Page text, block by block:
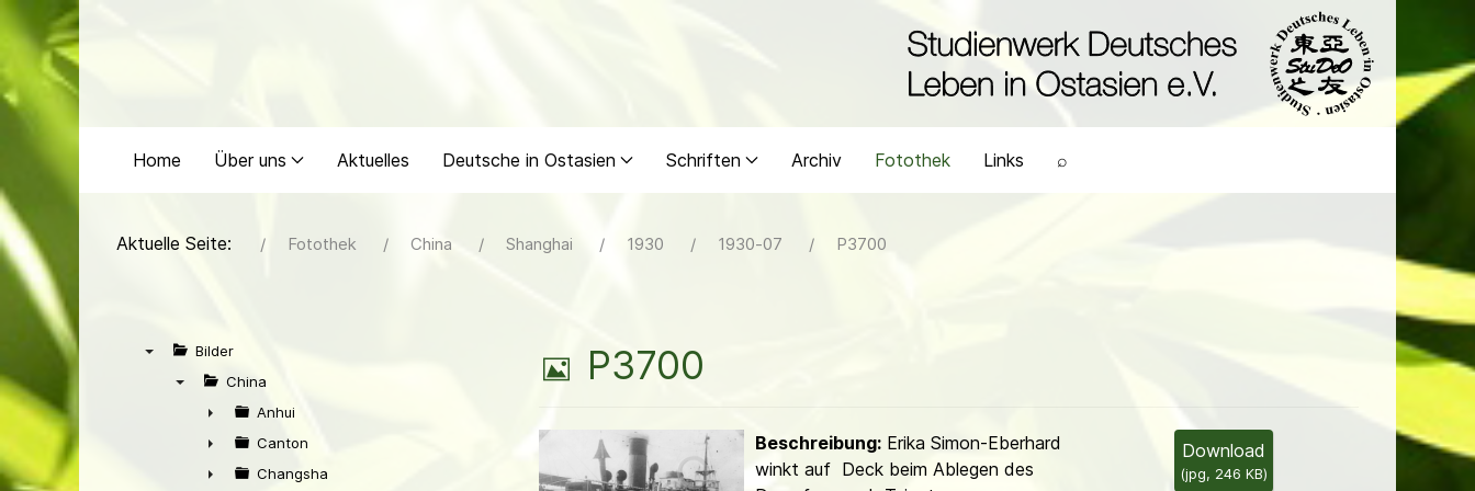
Home Über uns Aktuelles Deutsche in Ostasien Schriften Archiv Fotothek Links ⌕
Aktuelle Seite: Fotothek China Shanghai 1930 1930-07 P3700
Bilder
China
►
Anhui
►
Canton
Changsha
B
P3700
Download
(jpg, 246 KB)
Beschreibung:Erika Simon-Eberhard
winkt auf Deck beim Ablegen des